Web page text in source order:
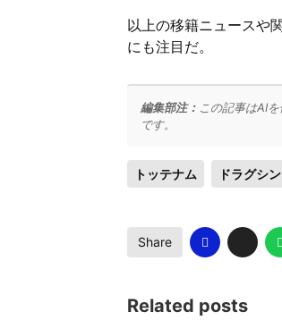
以上の移籍ニュースや
にも注目だ。
編集部注： この記事はAI
です。
トッテナム ドラグシン
Share
Related posts